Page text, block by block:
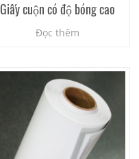
Giấy cuộn có độ bóng cao
Đọc thêm